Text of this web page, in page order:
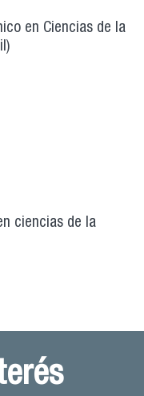
en Ciencias de la
ciencias de la